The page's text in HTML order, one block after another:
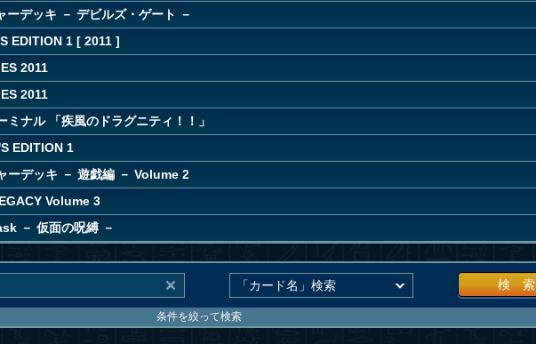
ーデッキ － デビルズ・ゲート －
EDITION 1 [ 2011 ]
2011
2011
ミナル 「疾風のドラグニティ！！」
EDITION 1
ーデッキ － 遊戯編 － Volume 2
Volume 3
－ 仮面の呪縛 －
検 索
条件を絞って検索